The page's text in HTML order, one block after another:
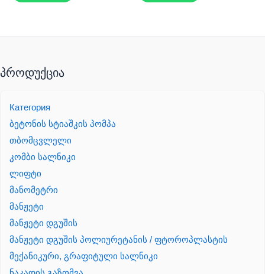
პროდუქცია
Категория
ბეტონის სტიაშკის პომპა
თბომცვლელი
კომბი სალნიკი
ლიფტი
მანომეტრი
მანჟეტი
მანჟეტი დგუშის
მანჟეტი დგუშის პოლიურეტანის / ფტოროპლასტის
მექანიკური, გრაფიტული სალნიკი